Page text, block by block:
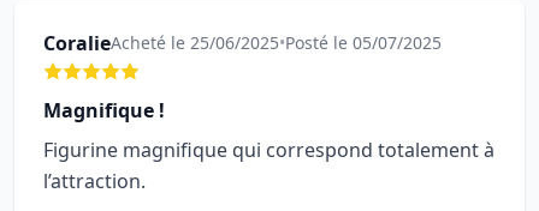
CoralieAcheté le 25/06/2025•Posté le 05/07/2025
Magnifique !
Figurine magnifique qui correspond totalement à
l’attraction.